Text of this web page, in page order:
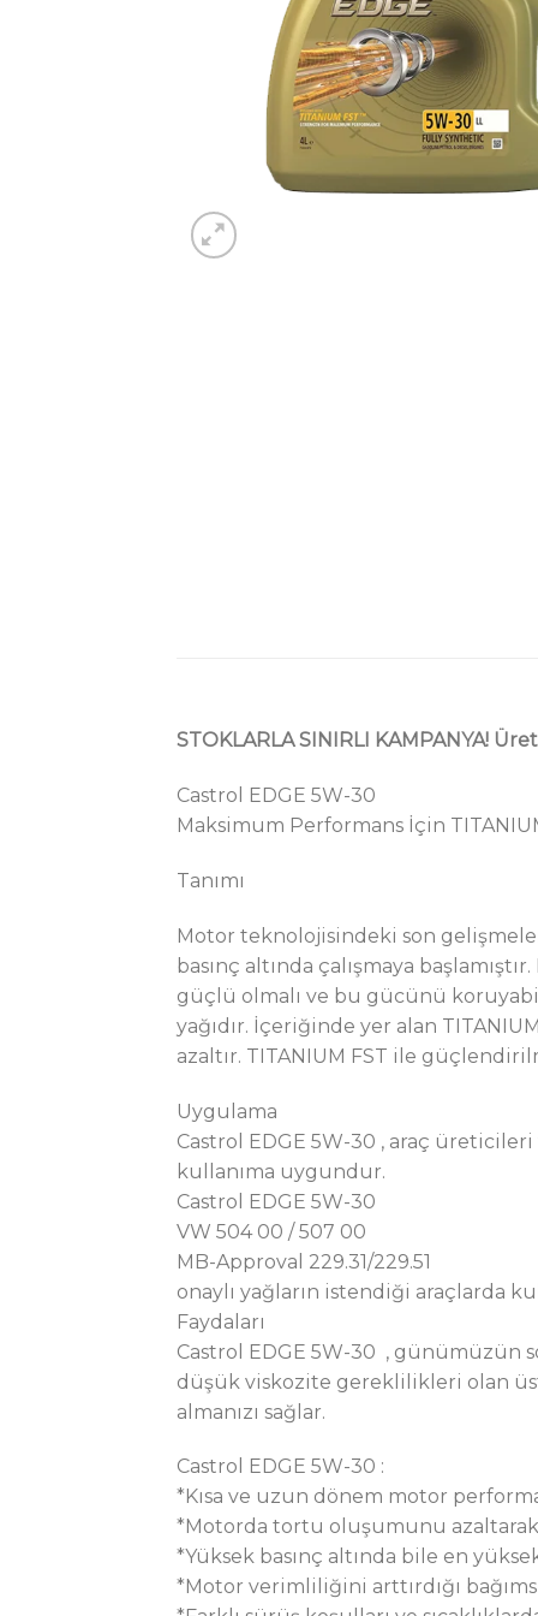
STOKLARLA SINIRLI KAMPANYA!
Castrol EDGE 5W-30
Maksimum Performans İçin
Tanımı
Motor teknolojisindeki son
basınç altında çalışmaya
güçlü olmalı ve bu gücünü
yağıdır. İçeriğinde yer alan
azaltır. TITANIUM FST ile
Uygulama
Castrol EDGE 5W-30 , araç
kullanıma uygundur.
Castrol EDGE 5W-30
VW 504 00 / 507 00
MB-Approval 229.31/229.51
onaylı yağların istendiği araçlarda
Faydaları
Castrol EDGE 5W-30 , günümüzün
düşük viskozite gereklilikleri olan
almanızı sağlar.
Castrol EDGE 5W-30 :
*Kısa ve uzun dönem motor
*Motorda tortu oluşumunu azaltarak
*Yüksek basınç altında bile en
*Motor verimliliğini arttırdığı